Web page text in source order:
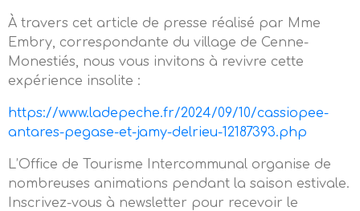
À travers cet article de presse réalisé par Mme
Embry, correspondante du village de Cenne-
Monestiés, nous vous invitons à revivre cette
expérience insolite :
https://www.ladepeche.fr/2024/09/10/cassiopee-
antares-pegase-et-jamy-delrieu-12187393.php
L’Office de Tourisme Intercommunal organise de
nombreuses animations pendant la saison estivale.
Inscrivez-vous à newsletter pour recevoir le